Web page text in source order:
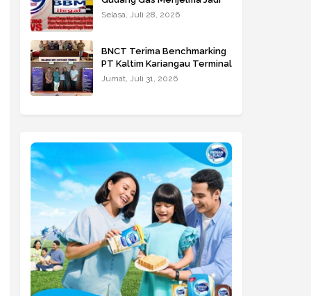
Istana Hitam Penimbun Solar
Beroperasi Tanpa Tersentuh
Hukum
Selasa, Juli 28, 2026
BNCT Terima Benchmarking
PT Kaltim Kariangau Terminal
Jumat, Juli 31, 2026